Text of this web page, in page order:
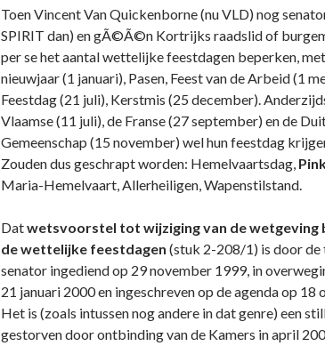
Toen Vincent Van Quickenborne (nu VLD) nog
SPIRIT dan) en gÃ©Ã©n Kortrijks raadslid of
per se het aantal wettelijke feestdagen beperken,
nieuwjaar (1 januari), Pasen, Feest van de Arbeid (1
Feestdag (21 juli), Kerstmis (25 december).
Vlaamse (11 juli), de Franse (27 september) en de
Gemeenschap (15 november) wel hun feestdag
Zouden dus geschrapt worden: Hemelvaartsdag,
Maria-Hemelvaart, Allerheiligen, Wapenstilstand.
Datwetsvoorstel tot wijziging van de
de wettelijke feestdagen (stuk 2-208/1) is door de
senator ingediend op 29 november 1999, in
21 januari 2000 en ingeschreven op de agenda op
Het is (zoals intussen nog andere in dat genre) een
gestorven door ontbinding van de Kamers in april